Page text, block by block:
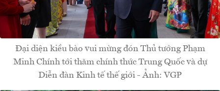
Đại diện kiều bào vui mừng đón Thủ tướng Phạm
Minh Chính tới thăm chính thức Trung Quốc và dự
Diễn đàn Kinh tế thế giới - Ảnh: VGP